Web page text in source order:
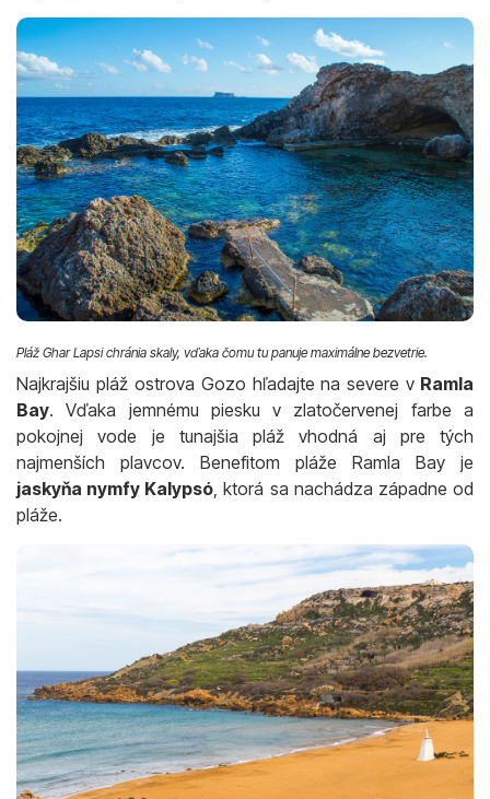
Pláž Ghar Lapsi chránia skaly, vďaka čomu tu panuje maximálne bezvetrie.
Najkrajšiu pláž ostrova Gozo hľadajte na severe v Ramla
Bay. Vďaka jemnému piesku v zlatočervenej farbe a
pokojnej vode je tunajšia pláž vhodná aj pre tých
najmenších plavcov. Benefitom pláže Ramla Bay je
jaskyňa nymfy Kalypsó , ktorá sa nachádza západne od
pláže.